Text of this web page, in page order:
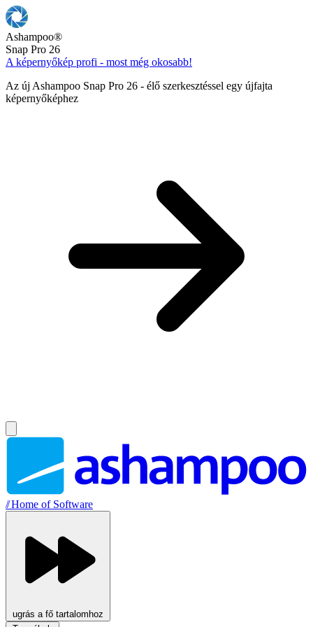
Ashampoo®
Snap Pro 26
A képernyőkép profi - most még okosabb!
Az új Ashampoo Snap Pro 26 - élő szerkesztéssel egy újfajta
képernyőképhez
//Home of Software
ugrás a fő tartalomhoz